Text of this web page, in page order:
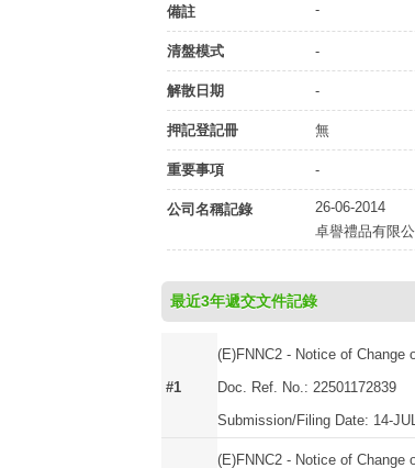
備註 -
清盤模式 -
解散日期 -
押記登記冊 無
重要事項 -
公司名稱記錄
26-06-2014
卓譽禮品有限公
最近3年遞交文件記錄
#1
(E)FNNC2 - Notice of Change
Doc. Ref. No.: 22501172839
Submission/Filing Date: 14-
(E)FNNC2 - Notice of Change